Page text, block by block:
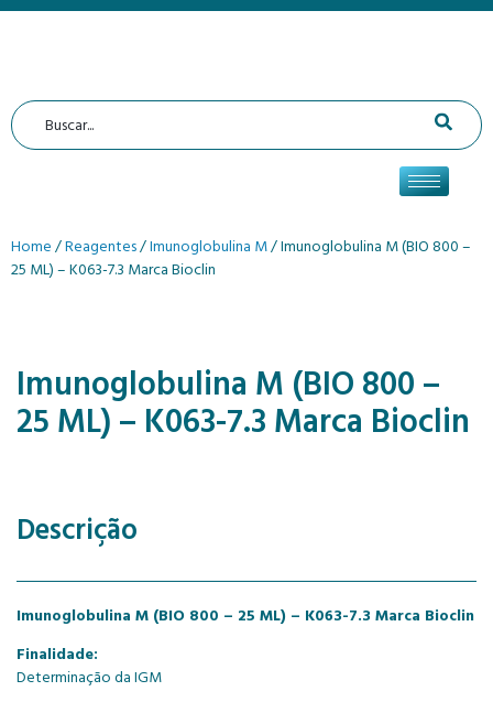
Home/Reagentes/Imunoglobulina M/ Imunoglobulina M (BIO 800 –
25 ML) – K063-7.3 Marca Bioclin
Imunoglobulina M (BIO 800 –
25 ML) – K063-7.3 Marca Bioclin
Descrição
Imunoglobulina M (BIO 800 – 25 ML) – K063-7.3 Marca Bioclin
Finalidade:
Determinação da IGM